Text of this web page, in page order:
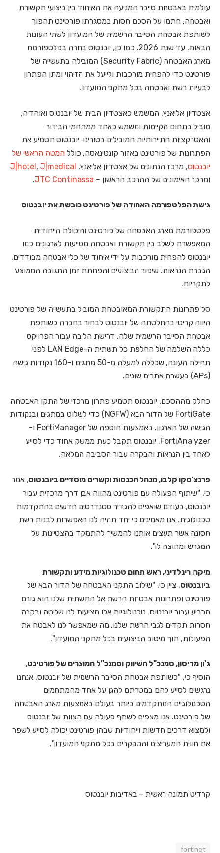
עולמית באבטחת סייבר המניעה את האיחוד בין ביצועי תקשורת
ואבטחה, חתמו על הסכם חסות במסגרתו פורטינט תהפוך
לשותפת אבטחת הסייבר הרשמית של המועדון לשתי העונות
הבאות, עד שנת 2026. כמו כן, יובנטוס בחרה בפלטפורמת
מארג האבטחה (Security Fabric) המובילה בתעשייה של
פורטינט כדי להפחית מורכבות ולייעל את הזיהוי ומתן הפתרון
לבעיות רשת ואבטחה בכל מתקני המועדון.
אצטדיון אליאנץ, המשמש כאצטדיון הבית של יובנטוס ואוהדיה,
מוביל בתחום הקיימות ומשמש כאחד ממתחמי הבידור
והאטרקציות התיירותיות המובילים בטורינו. יובנטוס תטמיע את
הפתרונות של פורטינט באזור קונטינאסה, כולל המטה הראשי של
יובנטוס, מרכז הנתונים של אצטדיון אליאנץ, J|hotel, J|medical
ומרכז האימונים של ההרכב הראשון – JTC Continassa
.
גישת הפלטפורמה האחודה של פורטינט כובשת את יובנטוס
פלטפורמת מארג האבטחה של פורטינט והיכולת הייחודית
המאפשרת לשלב בין תקשורת ואבטחה מסייעות לארגונים כמו
יובנטוס להפחית מורכבות על ידי איחוד של כלי אבטחה מבודדים,
הגברת הנראות, שיפור הביצועים והפחתת זמן התגובה הממוצע
לתקריות.
סל פתרונות התקשורת המאובטחת המוביל בתעשייה של פורטינט
היווה קריטי בהחלטתה של יובנטוס לבחור בחברה כשותפת
אבטחת הסייבר הרשמית שלה. דרישת הליבה עבור הפרויקט
כללה השלמה של החלפת כל תשתית ה-LAN Edge לפני
תחילת העונה, שכללה למעלה מ-50 מתגים ו-160 נקודות גישה
(APs) בעשרה אתרים שונים.
כחלק מההסכם, יובנטוס תטמיע פתרון מרכזי של התקן האבטחה
FortiGate של הדור הבא (NGFW) כדי לשלוט במתגים ובנקודות
הגישה של הארגון. באמצעות הוספה של FortiManager ו-
FortiAnalyzer, יובנטוס תקבל כעת ממשק אחוד כדי לסייע
לאחד בין הנראות והבקרה עבור הסביבה המלאה.
פרנצ'סקו קלבו, מנהל הכנסות וקשרים מוסדיים ביובנטוס, אמר
כי, "שיתוף הפעולה עם פורטינט מהווה אבן דרך מרכזית עבור
יובנטוס, בעודנו שואפים להגדיר סטנדרטים חדשים בהתקדמות
טכנולוגית. אנו מאמינים כי יחד תהיה לנו האפשרות לבנות רשת
חסונה אשר תעצים אותנו להמשיך להתמקד בהצטיינות על
המגרש ומחוצה לו".
מיקרו רינלדיני, ראש תחום טכנולוגיות מידע ותקשורת
ביובנטוס, ציין כי, "שילוב התקני האבטחה של הדור הבא של
פורטינט ופתרונות אבטחת הרשת אל התשתית שלנו הוא גורם
מכריע עבור יובנטוס. טכנולוגיות אלו מציעות לנו שליטה ובקרה
חסרות תקדים לגבי הרשת שלנו, מה שמאפשר לנו לאבטח את
הפעולות, תוך מיטוב הביצועים בכל מתקני המועדון".
ג'ון מדיסון, סמנכ"ל השיווק וסמנכ"ל המוצרים של פורטינט,
הוסיף כי, "כשותפת אבטחת הסייבר הרשמית של יובנטוס, אנחנו
נרגשים לסייע להם במטרתם להגן על אחד מהמתחמים
הטכנולוגיים המתקדמים ביותר בעולם באמצעות מארג האבטחה
של פורטינט. אנו מצפים לשתף פעולה עם הצוות של יובנטוס
ולמצוא דרכים חדשות וייחודיות שבהן פורטינט יכולה לסייע לשפר
את חווית המעריצים והמבקרים בכל מתקני המועדון".
קרדיט תמונה ראשית – באדיבות יובנטוס
fortinet